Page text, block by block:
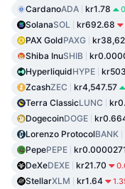
CardanoADA kr1.78
SolanaSOL kr692.68
PAX GoldPAXG
Shiba InuSHIB
HyperliquidHYPE
ZcashZEC kr4,547.57
Terra ClassicLUNC
DogecoinDOGE
Lorenzo ProtocolBANK
PepePEPE
DeXeDEXE kr21.70
StellarXLM kr1.64